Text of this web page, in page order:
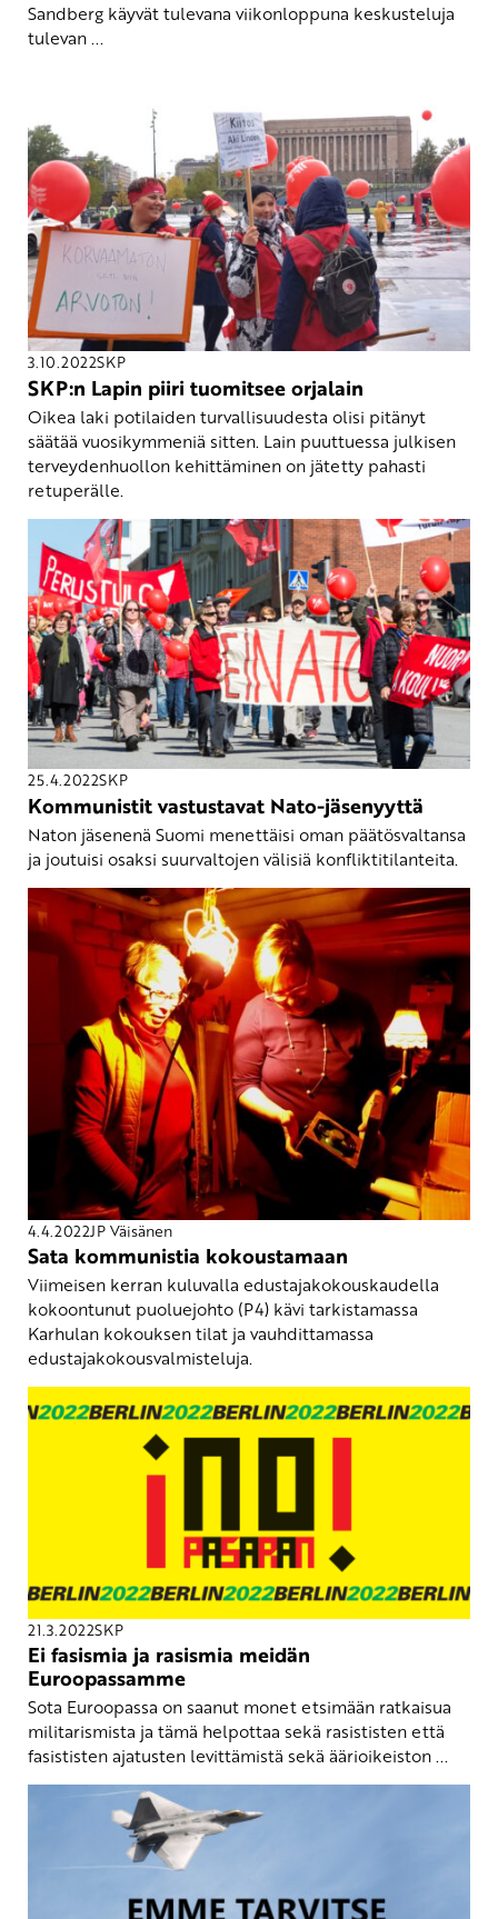
Sandberg käyvät tulevana viikonloppuna keskusteluja
tulevan ...
3.10.2022SKP
SKP:n Lapin piiri tuomitsee orjalain
Oikea laki potilaiden turvallisuudesta olisi pitänyt
säätää vuosikymmeniä sitten. Lain puuttuessa julkisen
terveydenhuollon kehittäminen on jätetty pahasti
retuperälle.
25.4.2022SKP
Kommunistit vastustavat Nato-jäsenyyttä
Naton jäsenenä Suomi menettäisi oman päätösvaltansa
ja joutuisi osaksi suurvaltojen välisiä konfliktitilanteita.
4.4.2022JP Väisänen
Sata kommunistia kokoustamaan
Viimeisen kerran kuluvalla edustajakokouskaudella
kokoontunut puoluejohto (P4) kävi tarkistamassa
Karhulan kokouksen tilat ja vauhdittamassa
edustajakokousvalmisteluja.
21.3.2022SKP
Ei fasismia ja rasismia meidän
Euroopassamme
Sota Euroopassa on saanut monet etsimään ratkaisua
militarismista ja tämä helpottaa sekä rasististen että
fasististen ajatusten levittämistä sekä äärioikeiston ...